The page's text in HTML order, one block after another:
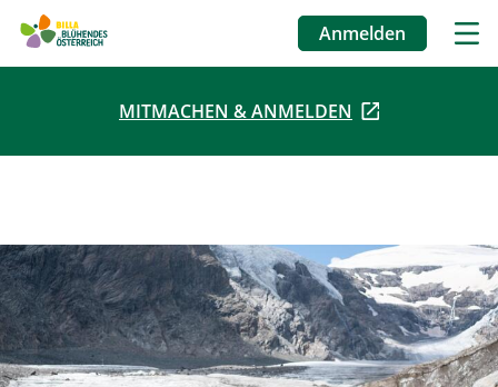
Direkt
Benutzermenü
Anmelden
MITMACHEN & ANMELDEN